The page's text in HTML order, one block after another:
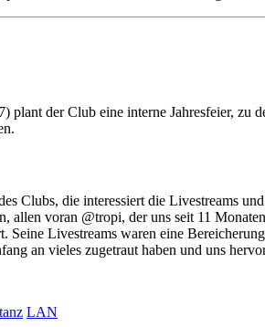
plant der Club eine interne Jahresfeier,
Clubs, die interessiert die Livestreams
allen voran @tropi, der uns seit 11
Seine Livestreams waren eine
an vieles zugetraut haben und uns
LAN